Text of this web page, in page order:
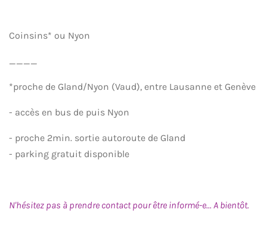
Coinsins* ou Nyon
____
*proche de Gland/Nyon (Vaud), entre Lausanne et Genève
- accès en bus de puis Nyon
- proche 2min. sortie autoroute de Gland
- parking gratuit disponible
N'hésitez pas à prendre contact pour être informé-e... A bientôt.